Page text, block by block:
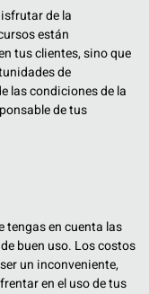
de la
están
tus clientes, sino que
de
las condiciones de la
de tus
tengas en cuenta las
buen uso. Los costos
un inconveniente,
en el uso de tus